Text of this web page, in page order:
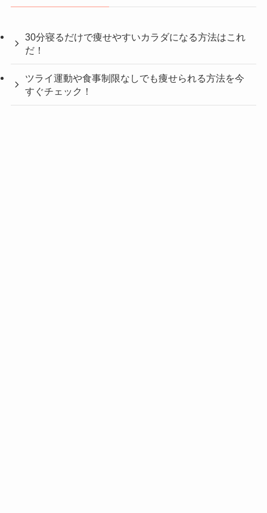
30分寝るだけで痩せやすいカラダになる方法はこれ
だ！
ツライ運動や食事制限なしでも痩せられる方法を今
すぐチェック！